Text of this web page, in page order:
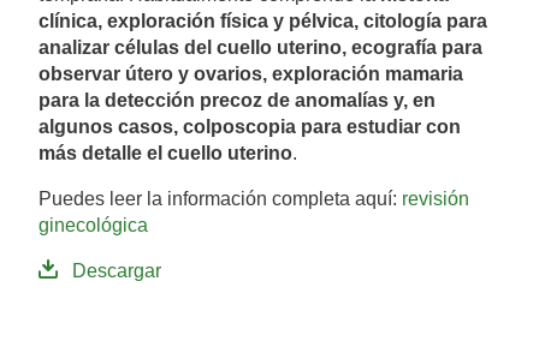
clínica, exploración física y pélvica, citología para
analizar células del cuello uterino, ecografía para
observar útero y ovarios, exploración mamaria
para la detección precoz de anomalías y, en
algunos casos, colposcopia para estudiar con
más detalle el cuello uterino.
Puedes leer la información completa aquí: revisión
ginecológica
Descargar